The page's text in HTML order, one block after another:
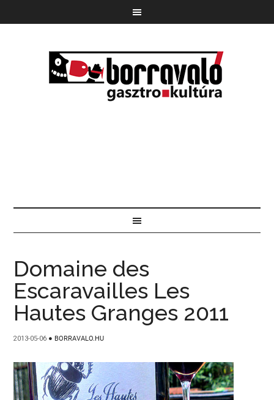
Domaine des
Escaravailles Les
Hautes Granges 2011
2013-05-06 ● BORRAVALO.HU